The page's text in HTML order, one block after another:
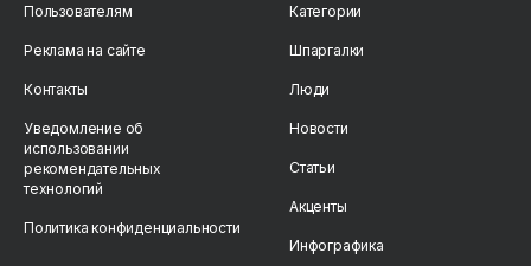
Пользователям
Реклама на сайте
Контакты
Уведомление об
использовании
рекомендательных
технологий
Политика конфиденциальности
Категории
Шпаргалки
Люди
Новости
Статьи
Акценты
Инфографика